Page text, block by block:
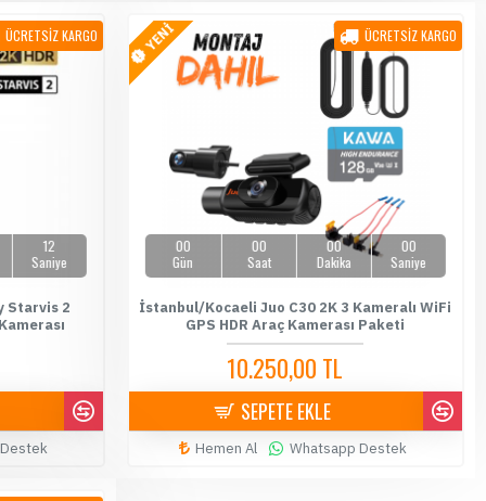
ÜCRETSİZ KARGO
11
Saniye
Starvis 2
YENİ ÜCRETSİZ KARGO
00
Gün
00
Saat
00
Dakika
00
Saniye
İstanbul/Kocaeli Juo C30 2K 3 Kameralı WiFi
GPS HDR Araç Kamerası Paketi
10.250,00 TL
SEPETE EKLE
Hemen Al Whatsapp Destek